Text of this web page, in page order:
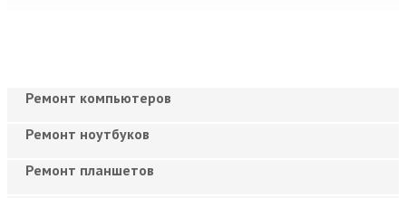
Ремонт компьютеров
Ремонт ноутбуков
Ремонт планшетов